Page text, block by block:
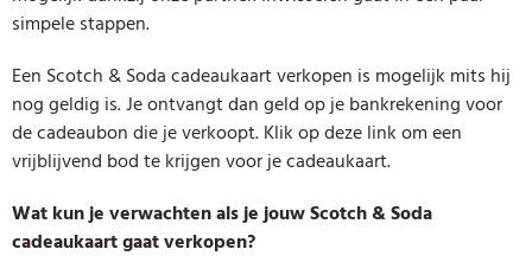
simpele stappen.
Een Scotch & Soda cadeaukaart verkopen is mogelijk mits hij
nog geldig is. Je ontvangt dan geld op je bankrekening voor
de cadeaubon die je verkoopt. Klik op deze link om een
vrijblijvend bod te krijgen voor je cadeaukaart.
Wat kun je verwachten als je jouw Scotch & Soda
cadeaukaart gaat verkopen?